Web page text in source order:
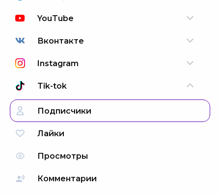
YouTube
Вконтакте
Instagram
Tik-tok
Подписчики
Лайки
Просмотры
Комментарии